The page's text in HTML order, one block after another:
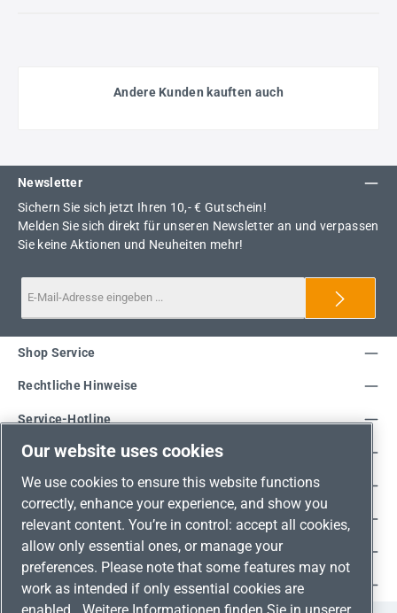
Andere Kunden kauften auch
Newsletter
Sichern Sie sich jetzt Ihren 10,- € Gutschein!
Melden Sie sich direkt für unseren Newsletter an und verpassen
Sie keine Aktionen und Neuheiten mehr!
Service-Hotline
Shop Service
Rechtliche Hinweise
Unsere Vorteile
Versandarten
Zahlungsarten
Adresse
Umweltschutz & Partnerschaft
Our website uses cookies
We use cookies to ensure this website functions
correctly, enhance your experience, and show you
relevant content. You’re in control: accept all cookies,
allow only essential ones, or manage your
preferences. Please note that some features may not
work as intended if only essential cookies are